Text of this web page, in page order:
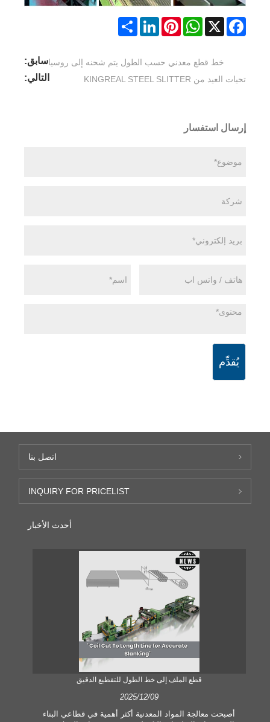
Facebook
X
WhatsApp
Pinterest
LinkedIn
Share
سابق:خط قطع معدني حسب الطول يتم شحنه إلى روسيا
التالي: تحيات العيد من KINGREAL STEEL SLITTER
إرسال استفسار
يُقدِّم
اتصل بنا
INQUIRY FOR PRICELIST
أحدث الأخبار
قطع الملف إلى خط الطول للتقطيع الدقيق
2025/12/09
أصبحت معالجة المواد المعدنية أكثر أهمية في قطاعي البناء